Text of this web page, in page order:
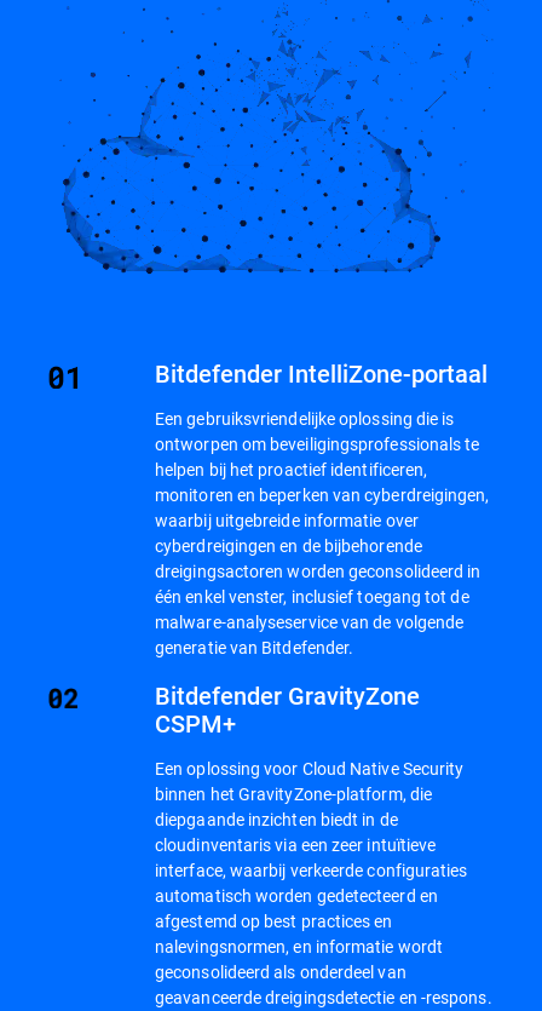
Bitdefender IntelliZone-portaal
Een gebruiksvriendelijke oplossing die is
ontworpen om beveiligingsprofessionals te
helpen bij het proactief identificeren,
monitoren en beperken van cyberdreigingen,
waarbij uitgebreide informatie over
cyberdreigingen en de bijbehorende
dreigingsactoren worden geconsolideerd in
één enkel venster, inclusief toegang tot de
malware-analyseservice van de volgende
generatie van Bitdefender.
Bitdefender GravityZone
CSPM+
Een oplossing voor Cloud Native Security
binnen het GravityZone-platform, die
diepgaande inzichten biedt in de
cloudinventaris via een zeer intuïtieve
interface, waarbij verkeerde configuraties
automatisch worden gedetecteerd en
afgestemd op best practices en
nalevingsnormen, en informatie wordt
geconsolideerd als onderdeel van
geavanceerde dreigingsdetectie en -respons.